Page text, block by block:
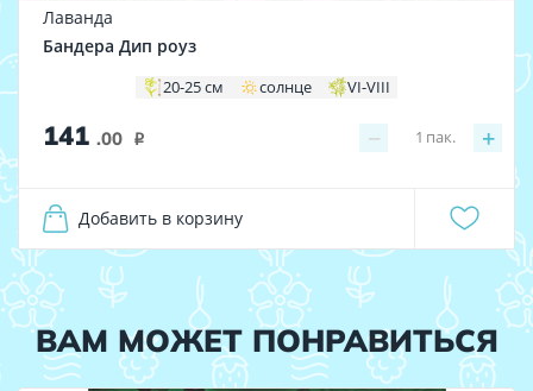
Лаванда
Бандера Дип роуз
20-25 см солнце VI-VIII
141 .00 i − +
1 пак.
Добавить в корзину
ВАМ МОЖЕТ ПОНРАВИТЬСЯ